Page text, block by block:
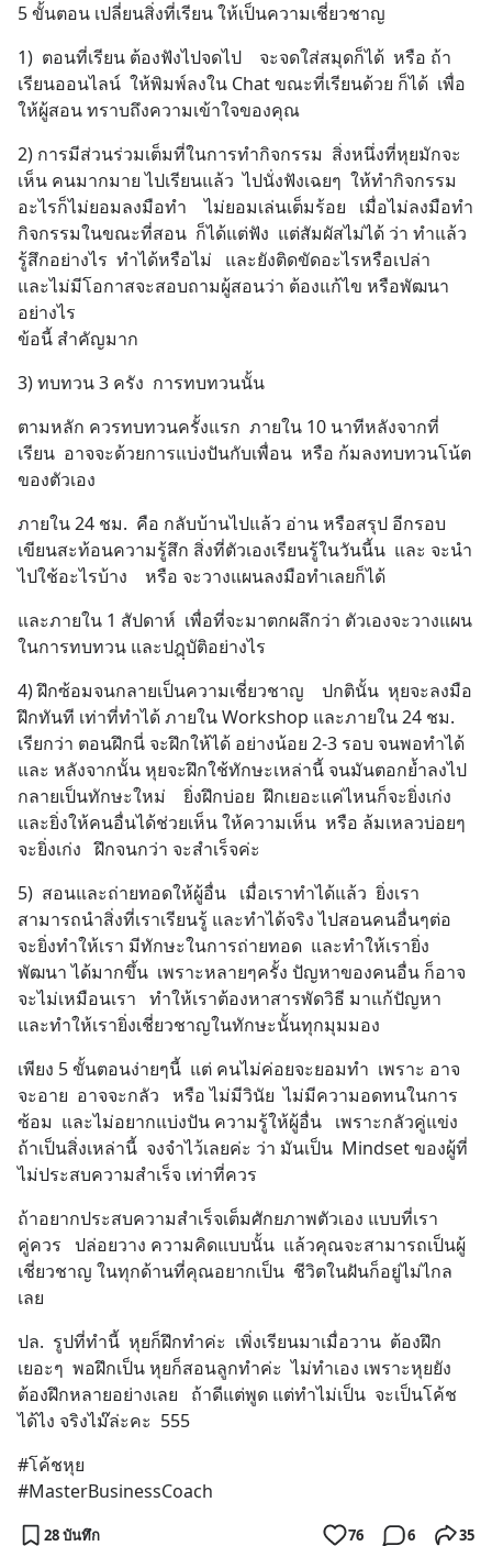
5 ขั้นตอน เปลี่ยนสิ่งที่เรียน ให้เป็นความเชี่ยวชาญ
1)  ตอนที่เรียน ต้องฟังไปจดไป    จะจดใส่สมุดก็ได้  หรือ ถ้า
เรียนออนไลน์  ให้พิมพ์ลงใน Chat ขณะที่เรียนด้วย ก็ได้  เพื่อ
ให้ผู้สอน ทราบถึงความเข้าใจของคุณ
2) การมีส่วนร่วมเต็มที่ในการทำกิจกรรม  สิ่งหนึ่งที่หุยมักจะ
เห็น คนมากมาย ไปเรียนแล้ว  ไปนั่งฟังเฉยๆ  ให้ทำกิจกรรม
อะไรก็ไม่ยอมลงมือทำ    ไม่ยอมเล่นเต็มร้อย   เมื่อไม่ลงมือทำ
กิจกรรมในขณะที่สอน  ก็ได้แต่ฟัง  แต่สัมผัสไม่ได้ ว่า ทำแล้ว
รู้สึกอย่างไร  ทำได้หรือไม่   และยังติดขัดอะไรหรือเปล่า
และไม่มีโอกาสจะสอบถามผู้สอนว่า ต้องแก้ไข หรือพัฒนา
อย่างไร
ข้อนี้ สำคัญมาก
3) ทบทวน 3 ครัง  การทบทวนนั้น
ตามหลัก ควรทบทวนครั้งแรก  ภายใน 10 นาทีหลังจากที่
เรียน  อาจจะด้วยการแบ่งปันกับเพื่อน  หรือ ก้มลงทบทวนโน้ต
ของตัวเอง
ภายใน 24 ชม.  คือ กลับบ้านไปแล้ว อ่าน หรือสรุป อีกรอบ
เขียนสะท้อนความรู้สึก สิ่งที่ตัวเองเรียนรู้ในวันนี้น  และ จะนำ
ไปใช้อะไรบ้าง    หรือ จะวางแผนลงมือทำเลยก็ได้
และภายใน 1 สัปดาห์  เพื่อที่จะมาตกผลึกว่า ตัวเองจะวางแผน
ในการทบทวน และปฎฺบัติอย่างไร
4) ฝึกซ้อมจนกลายเป็นความเชี่ยวชาญ    ปกตินั้น  หุยจะลงมือ
ฝึกทันที เท่าที่ทำได้ ภายใน Workshop และภายใน 24 ชม.
เรียกว่า ตอนฝึกนี่ จะฝึกให้ได้ อย่างน้อย 2-3 รอบ จนพอทำได้
และ หลังจากนั้น หุยจะฝึกใช้ทักษะเหล่านี้ จนมันตอกย้ำลงไป
กลายเป็นทักษะใหม่    ยิ่งฝึกบ่อย  ฝึกเยอะแค่ไหนก็จะยิ่งเก่ง
และยิ่งให้คนอื่นได้ช่วยเห็น ให้ความเห็น  หรือ ล้มเหลวบ่อยๆ
จะยิ่งเก่ง   ฝึกจนกว่า จะสำเร็จค่ะ
5)  สอนและถ่ายทอดให้ผู้อื่น   เมื่อเราทำได้แล้ว  ยิ่งเรา
สามารถนำสิ่งที่เราเรียนรู้ และทำได้จริง ไปสอนคนอื่นๆต่อ
จะยิ่งทำให้เรา มีทักษะในการถ่ายทอด  และทำให้เรายิ่ง
พัฒนา ได้มากขึ้น  เพราะหลายๆครั้ง ปัญหาของคนอื่น ก็อาจ
จะไม่เหมือนเรา   ทำให้เราต้องหาสารพัดวิธี มาแก้ปัญหา
และทำให้เรายิ่งเชี่ยวชาญในทักษะนั้นทุกมุมมอง
เพียง 5 ขั้นตอนง่ายๆนี้  แต่ คนไม่ค่อยจะยอมทำ  เพราะ อาจ
จะอาย  อาจจะกลัว   หรือ ไม่มีวินัย  ไม่มีความอดทนในการ
ซ้อม  และไม่อยากแบ่งปัน ความรู้ให้ผู้อื่น   เพราะกลัวคู่แข่ง
ถ้าเป็นสิ่งเหล่านี้  จงจำไว้เลยค่ะ ว่า มันเป็น  Mindset ของผู้ที่
ไม่ประสบความสำเร็จ เท่าที่ควร
ถ้าอยากประสบความสำเร็จเต็มศักยภาพตัวเอง แบบที่เรา
คู่ควร   ปล่อยวาง ความคิดแบบนั้น  แล้วคุณจะสามารถเป็นผู้
เชี่ยวชาญ ในทุกด้านที่คุณอยากเป็น  ชีวิตในฝันก็อยู่ไม่ไกล
เลย
ปล.  รูปที่ทำนี้  หุยก็ฝึกทำค่ะ  เพิ่งเรียนมาเมื่อวาน  ต้องฝึก
เยอะๆ  พอฝึกเป็น หุยก็สอนลูกทำค่ะ  ไม่ทำเอง เพราะหุยยัง
ต้องฝึกหลายอย่างเลย   ถ้าดีแต่พูด แต่ทำไม่เป็น  จะเป็นโค้ช
ได้ไง จริงไม๊ล่ะคะ  555
#โค้ชหุย
#MasterBusinessCoach
28 บันทึก 76 6 35